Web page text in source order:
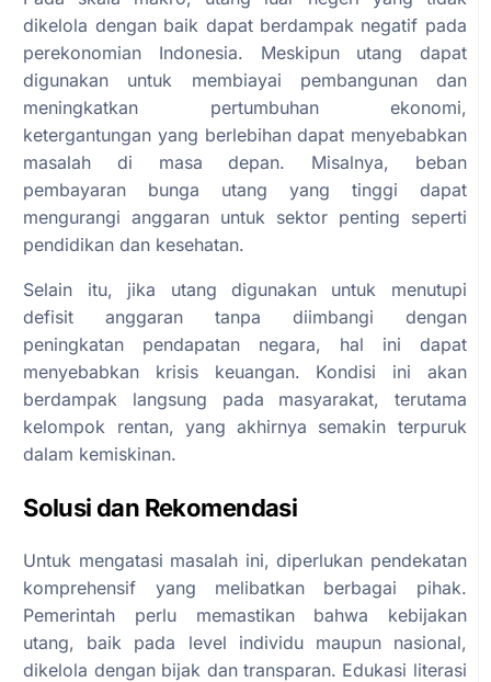
dikelola dengan baik dapat berdampak negatif pada
perekonomian Indonesia. Meskipun utang dapat
digunakan untuk membiayai pembangunan dan
meningkatkan pertumbuhan ekonomi,
ketergantungan yang berlebihan dapat menyebabkan
masalah di masa depan. Misalnya, beban
pembayaran bunga utang yang tinggi dapat
mengurangi anggaran untuk sektor penting seperti
pendidikan dan kesehatan.
Selain itu, jika utang digunakan untuk menutupi
defisit anggaran tanpa diimbangi dengan
peningkatan pendapatan negara, hal ini dapat
menyebabkan krisis keuangan. Kondisi ini akan
berdampak langsung pada masyarakat, terutama
kelompok rentan, yang akhirnya semakin terpuruk
dalam kemiskinan.
Solusi dan Rekomendasi
Untuk mengatasi masalah ini, diperlukan pendekatan
komprehensif yang melibatkan berbagai pihak.
Pemerintah perlu memastikan bahwa kebijakan
utang, baik pada level individu maupun nasional,
dikelola dengan bijak dan transparan. Edukasi literasi